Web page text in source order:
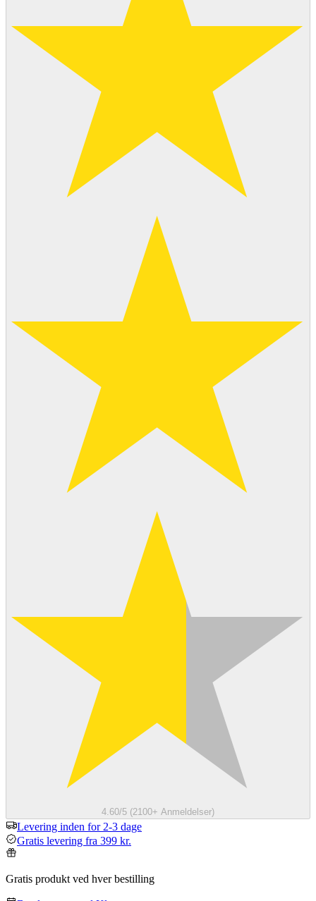
4.60/5 (2100+ Anmeldelser)
Levering inden for 2-3 dage
Gratis levering fra 399 kr.
Gratis produkt ved hver bestilling